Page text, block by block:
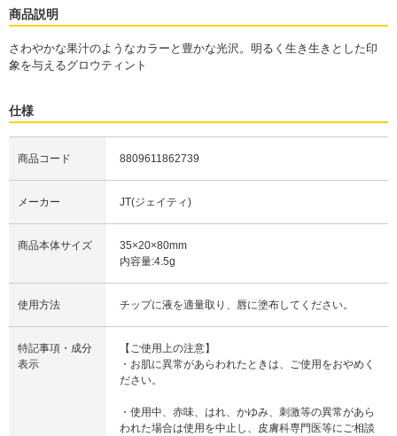
商品説明
さわやかな果汁のようなカラーと豊かな光沢。明るく生き生きとした印
象を与えるグロウティント
仕様
商品コード 8809611862739
メーカー JT(ジェイティ)
商品本体サイズ
35×20×80mm
内容量:4.5g
使用方法 チップに液を適量取り、唇に塗布してください。
特記事項・成分
表示
【ご使用上の注意】
・お肌に異常があらわれたときは、ご使用をおやめく
ださい。
・使用中、赤味、はれ、かゆみ、刺激等の異常があら
われた場合は使用を中止し、皮膚科専門医等にご相談